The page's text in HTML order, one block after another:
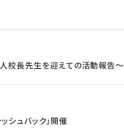
校長先生を迎えての活動報告～
シュバック」開催